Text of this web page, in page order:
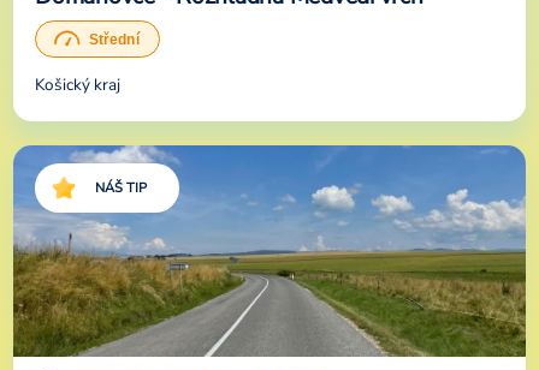
Košický kraj
NÁŠ TIP